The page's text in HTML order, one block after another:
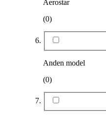
Aerostar
(0)
Anden model
(0)